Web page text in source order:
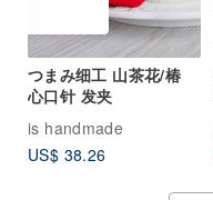
つまみ细工 山茶花/椿
心口针 发夹
is handmade
US$ 38.26